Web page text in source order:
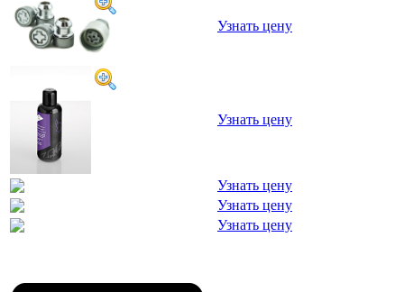
Узнать цену
Узнать цену
Узнать цену
Узнать цену
Узнать цену